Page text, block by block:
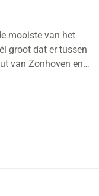
mooiste van het
groot dat er tussen
van Zonhoven en…